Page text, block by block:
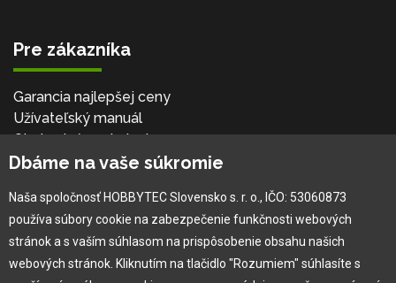
Pre zákazníka
Garancia najlepšej ceny
Užívateľský manuál
Obchodné podmienky
Zákazník & partner
Novinky
Dbáme na vaše súkromie
Naša spoločnosť HOBBYTEC Slovensko s. r. o., IČO: 53060873
používa súbory cookie na zabezpečenie funkčnosti webových
stránok a s vaším súhlasom na prispôsobenie obsahu našich
webových stránok. Kliknutím na tlačidlo "Rozumiem" súhlasíte s